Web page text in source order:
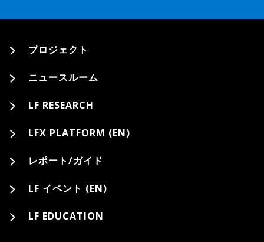
プロジェクト
ニュースルーム
LF RESEARCH
LFX PLATFORM (EN)
レポート/ガイド
LF イベント (EN)
LF EDUCATION